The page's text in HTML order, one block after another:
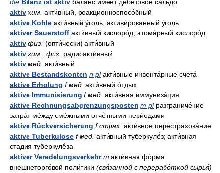
die Bilanz ist aktiv бала́нс име́ет дебето́вое са́льдо
aktiv хим. акти́вный, реакционноспосо́бный
aktive Kohle акти́вный у́голь; активи́рованный у́голь
aktiver Sauerstoff акти́вный кислоро́д; атома́рный кислоро́д
aktiv физ. (опти́чески) акти́вный
aktiv хим., физ.
радиоакти́вный
aktiv мед. акти́вный
aktive Bestandskonten n plакти́вные инвента́рные счета́
aktive Erholung f мед. акти́вный о́тдых
aktive Immunisierung f мед. акти́вная иммуниза́ция
aktive Rechnungsabgrenzungsposten m plразграниче́ние
затра́т ме́жду сме́жными отчё́тными пери́одами
aktive Rückversicherung f страх. акти́вное перестрахова́ние
aktive Tuberkulose f мед. акти́вный туберкулё́з; акти́вная
ста́дия туберкулё́за
aktiver Veredelungsverkehr m акти́вная фо́рма
внешнеторго́вой поли́тики (свя́занной с перерабо́ткой сырья́)